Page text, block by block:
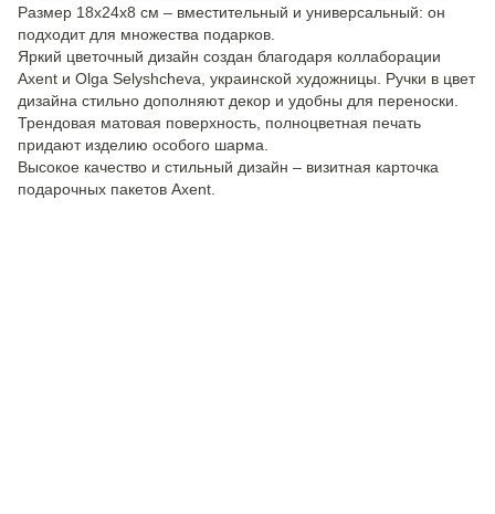
Размер 18х24х8 см – вместительный и универсальный: он
подходит для множества подарков.
Яркий цветочный дизайн создан благодаря коллаборации
Axent и Olga Selyshcheva, украинской художницы. Ручки в цвет
дизайна стильно дополняют декор и удобны для переноски.
Трендовая матовая поверхность, полноцветная печать
придают изделию особого шарма.
Высокое качество и стильный дизайн – визитная карточка
подарочных пакетов Axent.